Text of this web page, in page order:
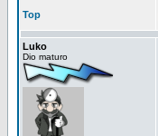
Top
Luko
Dio maturo